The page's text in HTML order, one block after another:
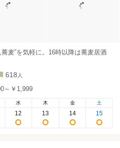
蕎麦”を気軽に。16時以降は蕎麦居酒
618 人
～￥1,999
水
12
木
13
金
14
土
15